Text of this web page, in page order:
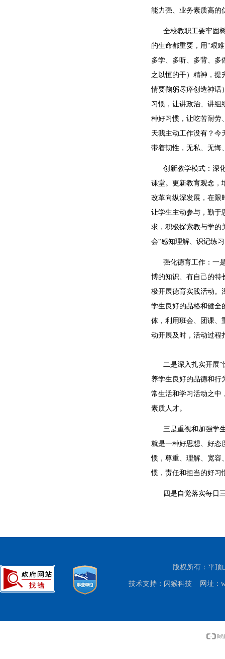
能力强、业务素质高的
全校教职工要牢固树
的生命都重要，用“艰
多学、多听、多背、多
之以恒的干）精神，提
情要鞠躬尽瘁创造神话
习惯，让讲政治、讲组
种好习惯，让吃苦耐劳
天我主动工作没有？今
带着韧性，无私、无悔
创新教学模式：深化
课堂。更新教育观念，
改革向纵深发展，在限
让学生主动参与，勤于
求，积极探索教与学的
会“感知理解、识记练
强化德育工作：一是
博的知识、有自己的特
极开展德育实践活动。
学生良好的品格和健全
体，利用班会、团课、
动开展及时，活动过程
二是深入扎实开展“
养学生良好的品德和行
常生活和学习活动之中
素质人才。
三是重视和加强学生
就是一种好思想、好态
惯，尊重、理解、宽容
惯，责任和担当的好习
四是自觉落实每日三
版权所有：平
技术支持： 闪猴科技 网址：